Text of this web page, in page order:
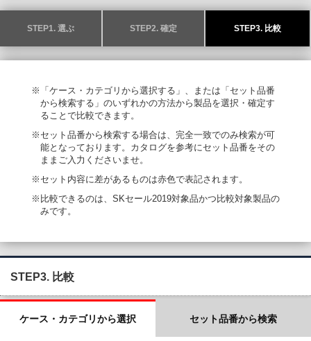
STEP1. 選ぶ STEP2. 確定 STEP3. 比較
※「ケース・カテゴリから選択する」、または「セット品番
から検索する」のいずれかの方法から製品を選択・確定す
ることで比較できます。
※セット品番から検索する場合は、完全一致でのみ検索が可
能となっております。カタログを参考にセット品番をその
ままご入力くださいませ。
※セット内容に差があるものは赤色で表記されます。
※比較できるのは、SKセール2019対象品かつ比較対象製品の
みです。
STEP3. 比較
ケース・カテゴリから選択 セット品番から検索